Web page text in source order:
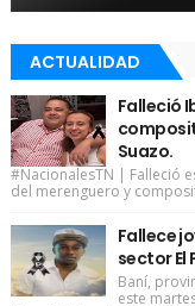
ACTUALIDAD
Falleció
Suazo.
#NacionalesTN | Falleció
del merenguero y
Fallece
sector El
Baní,
este